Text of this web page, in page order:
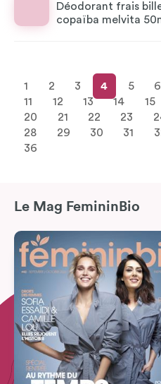
Déodorant frais
copaïba melvita
1 2 3 4 5 6
11
12 13 14 15
20
21 22 23
28
29 30 31
36
Le Mag FemininBio